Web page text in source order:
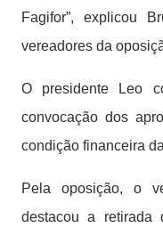
Fagifor”, explicou
vereadores da
O presidente Leo
convocação dos
condição financeira
Pela oposição, o
destacou a retirada